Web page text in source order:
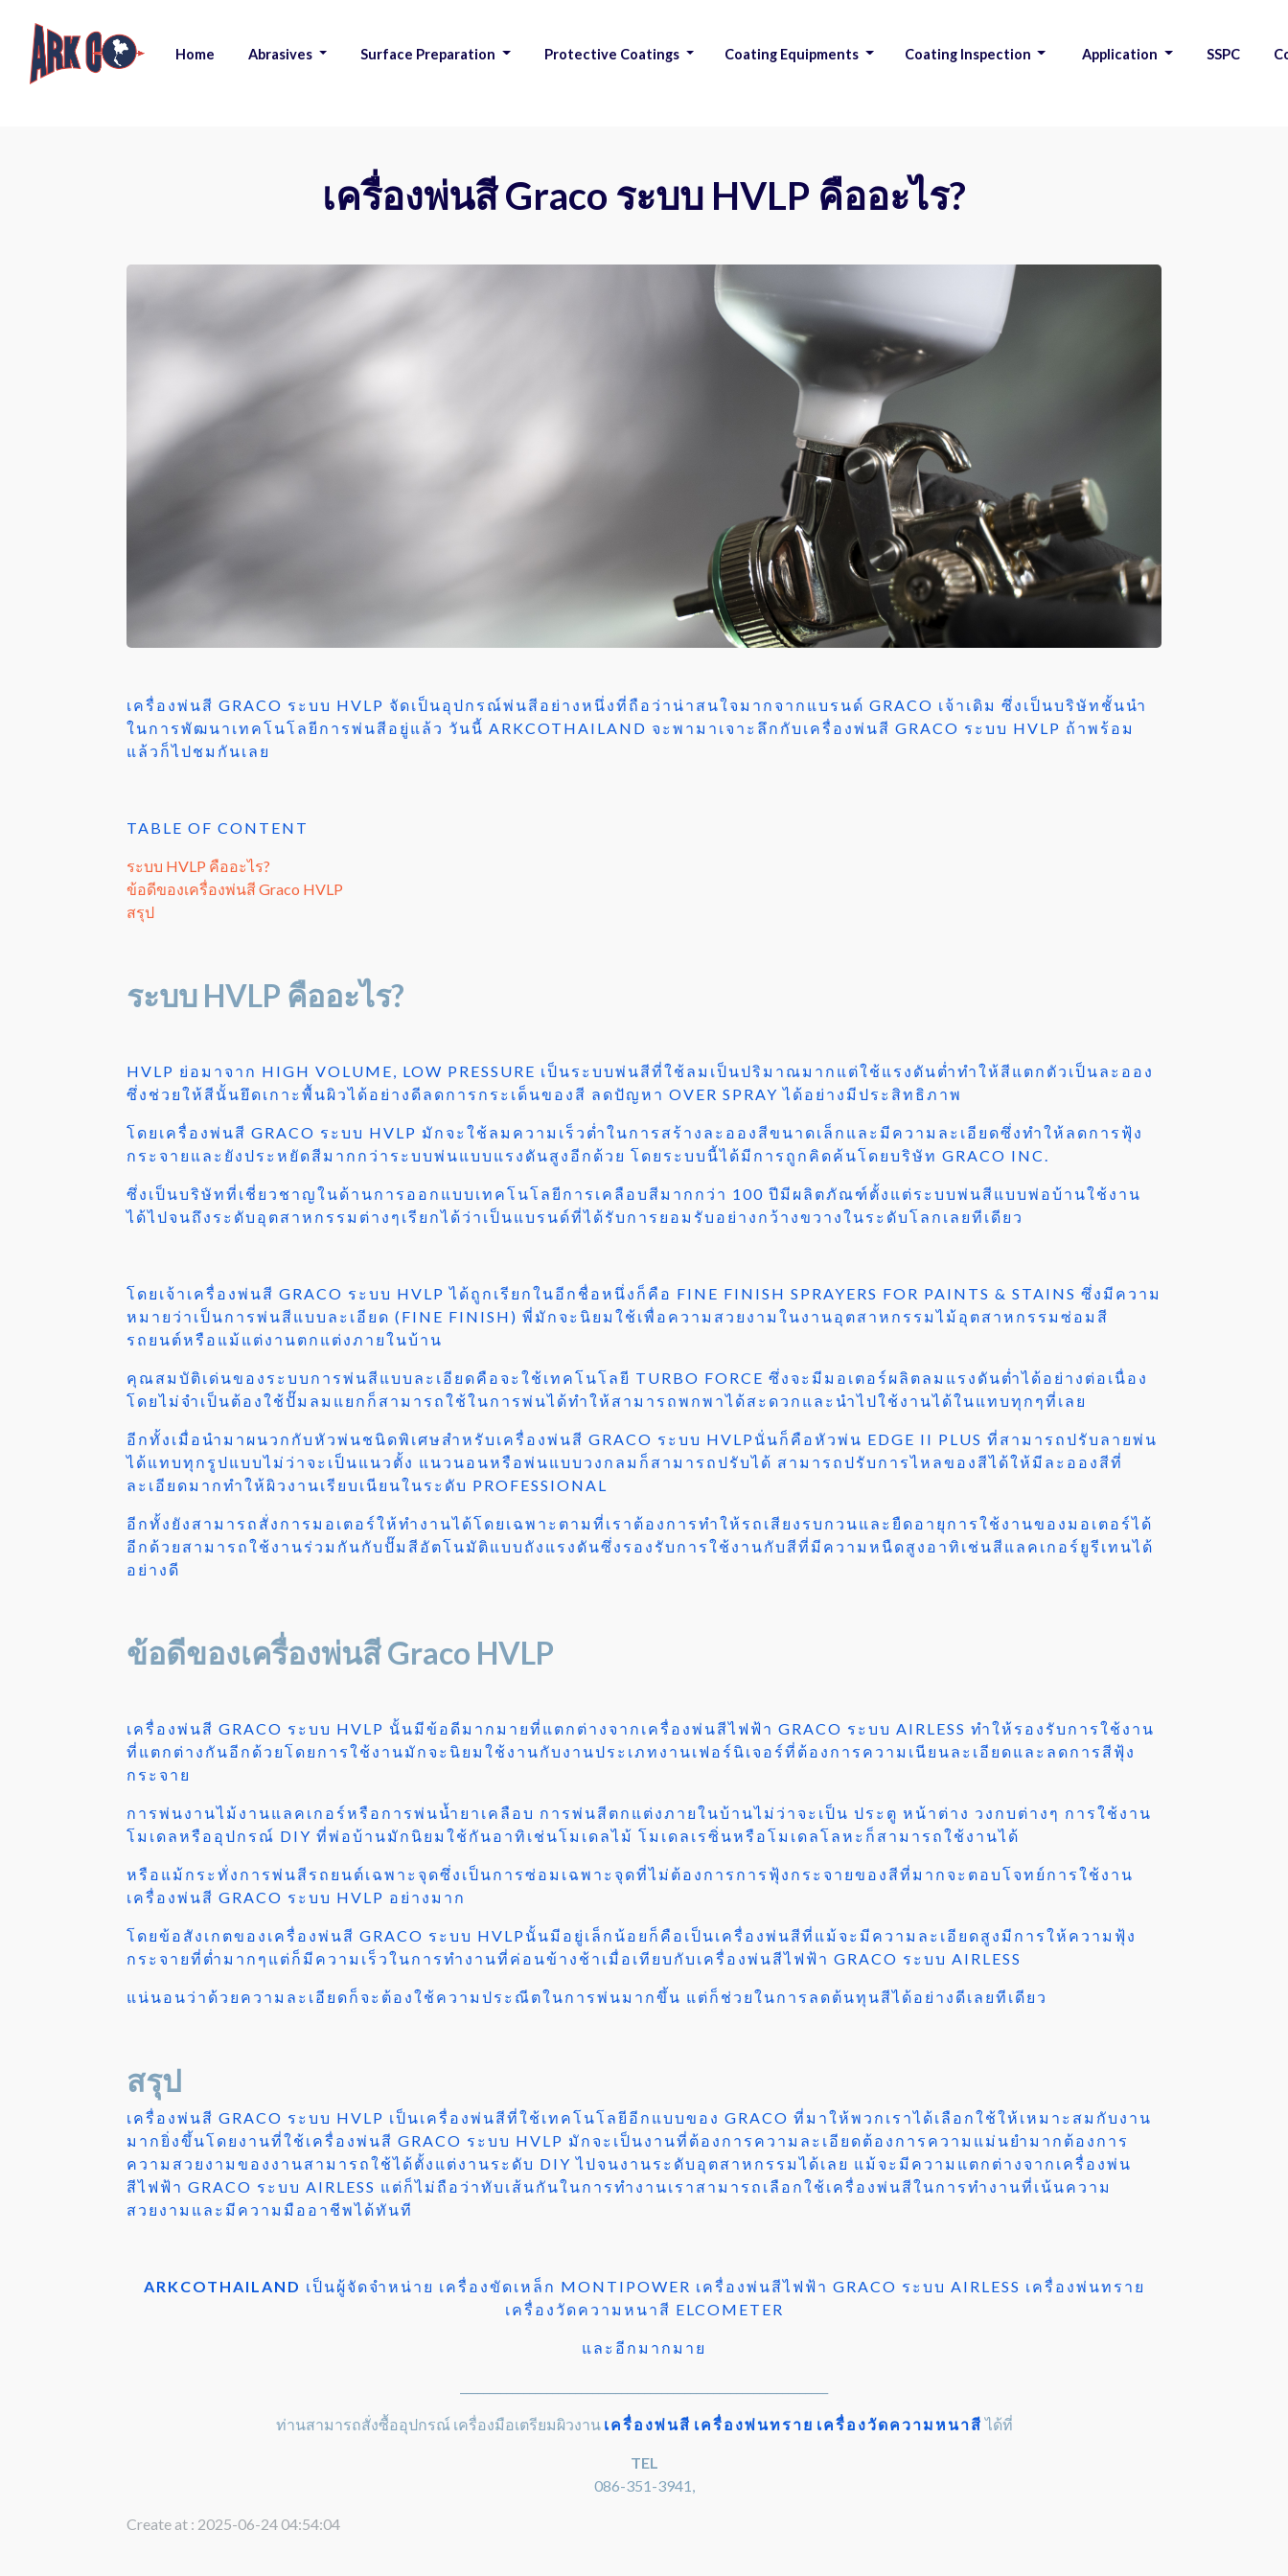
Home Abrasives Surface Preparation Protective Coatings Coating Equipments Coating Inspection Application SSPC
เครื่องพ่นสี Graco ระบบ HVLP คืออะไร?
เครื่องพ่นสี GRACO ระบบ HVLP จัดเป็นอุปกรณ์พ่นสีอย่างหนึ่งที่ถือว่าน่าสนใจมากจากแบรนด์ GRACO เจ้าเดิม ซึ่งเป็นบริษัทชั้นนำ
ในการพัฒนาเทคโนโลยีการพ่นสีอยู่แล้ว วันนี้ ARKCOTHAILAND จะพามาเจาะลึกกับเครื่องพ่นสี GRACO ระบบ HVLP ถ้าพร้อม
แล้วก็ไปชมกันเลย
TABLE OF CONTENT
ระบบ HVLP คืออะไร?
ข้อดีของเครื่องพ่นสี Graco HVLP
สรุป
ระบบ HVLP คืออะไร?
HVLP ย่อมาจาก HIGH VOLUME, LOW PRESSURE เป็นระบบพ่นสีที่ใช้ลมเป็นปริมาณมากแต่ใช้แรงดันต่ำทำให้สีแตกตัวเป็นละออง
ซึ่งช่วยให้สีนั้นยึดเกาะพื้นผิวได้อย่างดีลดการกระเด็นของสี ลดปัญหา OVER SPRAY ได้อย่างมีประสิทธิภาพ
โดยเครื่องพ่นสี GRACO ระบบ HVLP มักจะใช้ลมความเร็วต่ำในการสร้างละอองสีขนาดเล็กและมีความละเอียดซึ่งทำให้ลดการฟุ้ง
กระจายและยังประหยัดสีมากกว่าระบบพ่นแบบแรงดันสูงอีกด้วย โดยระบบนี้ได้มีการถูกคิดค้นโดยบริษัท GRACO INC.
ซึ่งเป็นบริษัทที่เชี่ยวชาญในด้านการออกแบบเทคโนโลยีการเคลือบสีมากกว่า 100 ปีมีผลิตภัณฑ์ตั้งแต่ระบบพ่นสีแบบพ่อบ้านใช้งาน
ได้ไปจนถึงระดับอุตสาหกรรมต่างๆเรียกได้ว่าเป็นแบรนด์ที่ได้รับการยอมรับอย่างกว้างขวางในระดับโลกเลยทีเดียว
โดยเจ้าเครื่องพ่นสี GRACO ระบบ HVLP ได้ถูกเรียกในอีกชื่อหนึ่งก็คือ FINE FINISH SPRAYERS FOR PAINTS & STAINS ซึ่งมีความ
หมายว่าเป็นการพ่นสีแบบละเอียด (FINE FINISH) พี่มักจะนิยมใช้เพื่อความสวยงามในงานอุตสาหกรรมไม้อุตสาหกรรมซ่อมสี
รถยนต์หรือแม้แต่งานตกแต่งภายในบ้าน
คุณสมบัติเด่นของระบบการพ่นสีแบบละเอียดคือจะใช้เทคโนโลยี TURBO FORCE ซึ่งจะมีมอเตอร์ผลิตลมแรงดันต่ำได้อย่างต่อเนื่อง
โดยไม่จำเป็นต้องใช้ปั๊มลมแยกก็สามารถใช้ในการพ่นได้ทำให้สามารถพกพาได้สะดวกและนำไปใช้งานได้ในแทบทุกๆที่เลย
อีกทั้งเมื่อนำมาผนวกกับหัวพ่นชนิดพิเศษสำหรับเครื่องพ่นสี GRACO ระบบ HVLPนั่นก็คือหัวพ่น EDGE II PLUS ที่สามารถปรับลายพ่น
ได้แทบทุกรูปแบบไม่ว่าจะเป็นแนวตั้ง แนวนอนหรือพ่นแบบวงกลมก็สามารถปรับได้ สามารถปรับการไหลของสีได้ให้มีละอองสีที่
ละเอียดมากทำให้ผิวงานเรียบเนียนในระดับ PROFESSIONAL
อีกทั้งยังสามารถสั่งการมอเตอร์ให้ทำงานได้โดยเฉพาะตามที่เราต้องการทำให้รถเสียงรบกวนและยืดอายุการใช้งานของมอเตอร์ได้
อีกด้วยสามารถใช้งานร่วมกันกับปั๊มสีอัตโนมัติแบบถังแรงดันซึ่งรองรับการใช้งานกับสีที่มีความหนืดสูงอาทิเช่นสีแลคเกอร์ยูรีเทนได้
อย่างดี
ข้อดีของเครื่องพ่นสี Graco HVLP
เครื่องพ่นสี GRACO ระบบ HVLP นั้นมีข้อดีมากมายที่แตกต่างจากเครื่องพ่นสีไฟฟ้า GRACO ระบบ AIRLESS ทำให้รองรับการใช้งาน
ที่แตกต่างกันอีกด้วยโดยการใช้งานมักจะนิยมใช้งานกับงานประเภทงานเฟอร์นิเจอร์ที่ต้องการความเนียนละเอียดและลดการสีฟุ้ง
กระจาย
การพ่นงานไม้งานแลคเกอร์หรือการพ่นน้ำยาเคลือบ การพ่นสีตกแต่งภายในบ้านไม่ว่าจะเป็น ประตู หน้าต่าง วงกบต่างๆ การใช้งาน
โมเดลหรืออุปกรณ์ DIY ที่พ่อบ้านมักนิยมใช้กันอาทิเช่นโมเดลไม้ โมเดลเรซิ่นหรือโมเดลโลหะก็สามารถใช้งานได้
หรือแม้กระทั่งการพ่นสีรถยนต์เฉพาะจุดซึ่งเป็นการซ่อมเฉพาะจุดที่ไม่ต้องการการฟุ้งกระจายของสีที่มากจะตอบโจทย์การใช้งาน
เครื่องพ่นสี GRACO ระบบ HVLP อย่างมาก
โดยข้อสังเกตของเครื่องพ่นสี GRACO ระบบ HVLPนั้นมีอยู่เล็กน้อยก็คือเป็นเครื่องพ่นสีที่แม้จะมีความละเอียดสูงมีการให้ความฟุ้ง
กระจายที่ต่ำมากๆแต่ก็มีความเร็วในการทำงานที่ค่อนข้างช้าเมื่อเทียบกับเครื่องพ่นสีไฟฟ้า GRACO ระบบ AIRLESS
แน่นอนว่าด้วยความละเอียดก็จะต้องใช้ความประณีตในการพ่นมากขึ้น แต่ก็ช่วยในการลดต้นทุนสีได้อย่างดีเลยทีเดียว
สรุป
เครื่องพ่นสี GRACO ระบบ HVLP เป็นเครื่องพ่นสีที่ใช้เทคโนโลยีอีกแบบของ GRACO ที่มาให้พวกเราได้เลือกใช้ให้เหมาะสมกับงาน
มากยิ่งขึ้นโดยงานที่ใช้เครื่องพ่นสี GRACO ระบบ HVLP มักจะเป็นงานที่ต้องการความละเอียดต้องการความแม่นยำมากต้องการ
ความสวยงามของงานสามารถใช้ได้ตั้งแต่งานระดับ DIY ไปจนงานระดับอุตสาหกรรมได้เลย แม้จะมีความแตกต่างจากเครื่องพ่น
สีไฟฟ้า GRACO ระบบ AIRLESS แต่ก็ไม่ถือว่าทับเส้นกันในการทำงานเราสามารถเลือกใช้เครื่องพ่นสีในการทำงานที่เน้นความ
สวยงามและมีความมืออาชีพได้ทันที
ARKCOTHAILAND เป็นผู้จัดจำหน่าย เครื่องขัดเหล็ก MONTIPOWER เครื่องพ่นสีไฟฟ้า GRACO ระบบ AIRLESS เครื่องพ่นทราย
เครื่องวัดความหนาสี ELCOMETER
และอีกมากมาย
ท่านสามารถสั่งซื้ออุปกรณ์ เครื่องมือเตรียมผิวงาน เครื่องพ่นสี เครื่องพ่นทราย เครื่องวัดความหนาสี ได้ที่
TEL
086-351-3941,
Create at : 2025-06-24 04:54:04